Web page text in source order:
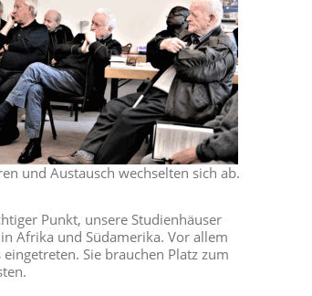
und Austausch wechselten sich ab.
Punkt, unsere Studienhäuser
Afrika und Südamerika. Vor allem
Sie brauchen Platz zum